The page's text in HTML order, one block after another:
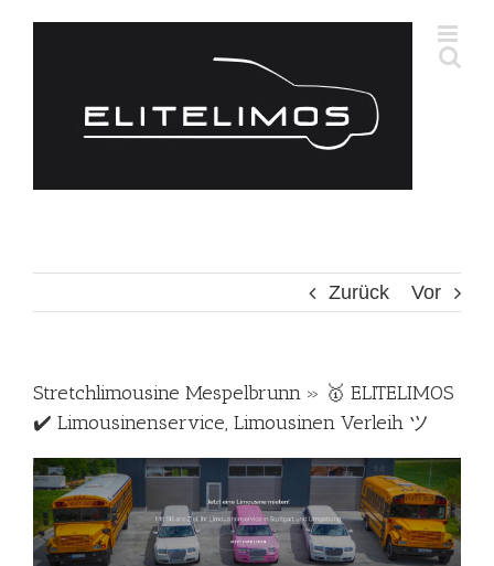
Zurück Vor
Stretchlimousine Mespelbrunn » 🥇 ELITELIMOS
✔️ Limousinenservice, Limousinen Verleih ツ